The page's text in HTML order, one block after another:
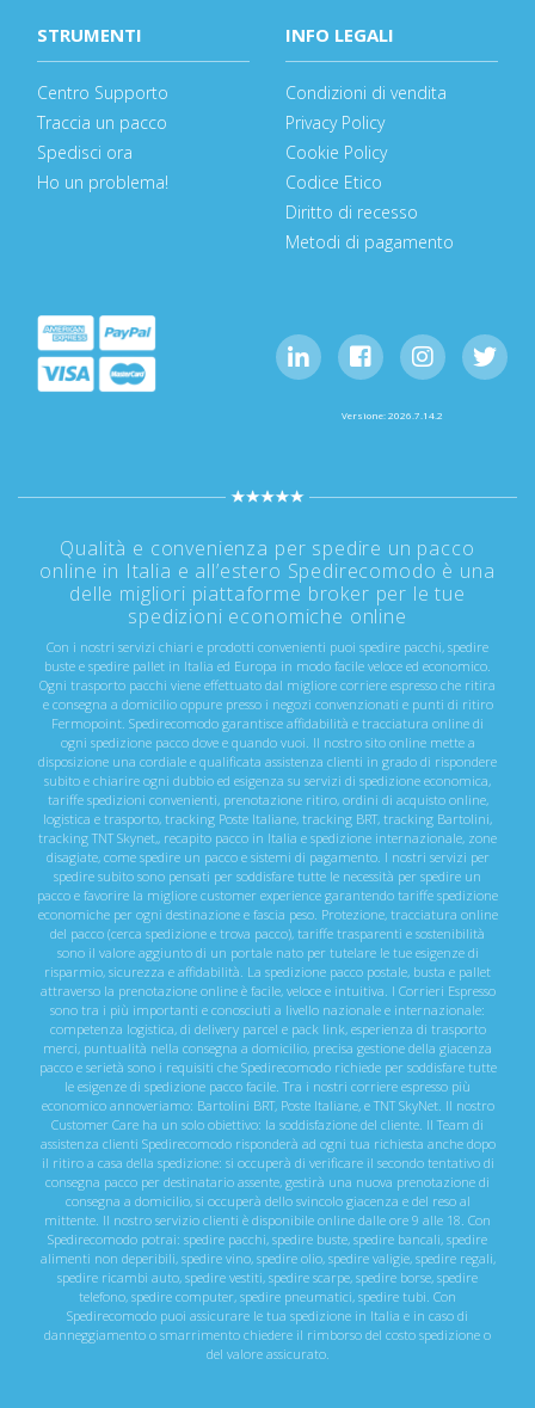
STRUMENTI
Centro Supporto
Traccia un pacco
Spedisci ora
Ho un problema!
INFO LEGALI
Condizioni di vendita
Privacy Policy
Cookie Policy
Codice Etico
Diritto di recesso
Metodi di pagamento
Versione: 2026.7.14.2
Qualità e convenienza per spedire un pacco
online in Italia e all’estero Spedirecomodo è una
delle migliori piattaforme broker per le tue
spedizioni economiche online
Con i nostri servizi chiari e prodotti convenienti puoi spedire pacchi, spedire
buste e spedire pallet in Italia ed Europa in modo facile veloce ed economico.
Ogni trasporto pacchi viene effettuato dal migliore corriere espresso che ritira
e consegna a domicilio oppure presso i negozi convenzionati e punti di ritiro
Fermopoint. Spedirecomodo garantisce affidabilità e tracciatura online di
ogni spedizione pacco dove e quando vuoi. Il nostro sito online mette a
disposizione una cordiale e qualificata assistenza clienti in grado di rispondere
subito e chiarire ogni dubbio ed esigenza su servizi di spedizione economica,
tariffe spedizioni convenienti, prenotazione ritiro, ordini di acquisto online,
logistica e trasporto, tracking Poste Italiane, tracking BRT, tracking Bartolini,
tracking TNT Skynet,, recapito pacco in Italia e spedizione internazionale, zone
disagiate, come spedire un pacco e sistemi di pagamento. I nostri servizi per
spedire subito sono pensati per soddisfare tutte le necessità per spedire un
pacco e favorire la migliore customer experience garantendo tariffe spedizione
economiche per ogni destinazione e fascia peso. Protezione, tracciatura online
del pacco (cerca spedizione e trova pacco), tariffe trasparenti e sostenibilità
sono il valore aggiunto di un portale nato per tutelare le tue esigenze di
risparmio, sicurezza e affidabilità. La spedizione pacco postale, busta e pallet
attraverso la prenotazione online è facile, veloce e intuitiva. I Corrieri Espresso
sono tra i più importanti e conosciuti a livello nazionale e internazionale:
competenza logistica, di delivery parcel e pack link, esperienza di trasporto
merci, puntualità nella consegna a domicilio, precisa gestione della giacenza
pacco e serietà sono i requisiti che Spedirecomodo richiede per soddisfare tutte
le esigenze di spedizione pacco facile. Tra i nostri corriere espresso più
economico annoveriamo: Bartolini BRT, Poste Italiane, e TNT SkyNet. Il nostro
Customer Care ha un solo obiettivo: la soddisfazione del cliente. Il Team di
assistenza clienti Spedirecomodo risponderà ad ogni tua richiesta anche dopo
il ritiro a casa della spedizione: si occuperà di verificare il secondo tentativo di
consegna pacco per destinatario assente, gestirà una nuova prenotazione di
consegna a domicilio, si occuperà dello svincolo giacenza e del reso al
mittente. Il nostro servizio clienti è disponibile online dalle ore 9 alle 18. Con
Spedirecomodo potrai: spedire pacchi, spedire buste, spedire bancali, spedire
alimenti non deperibili, spedire vino, spedire olio, spedire valigie, spedire regali,
spedire ricambi auto, spedire vestiti, spedire scarpe, spedire borse, spedire
telefono, spedire computer, spedire pneumatici, spedire tubi. Con
Spedirecomodo puoi assicurare le tua spedizione in Italia e in caso di
danneggiamento o smarrimento chiedere il rimborso del costo spedizione o
del valore assicurato.